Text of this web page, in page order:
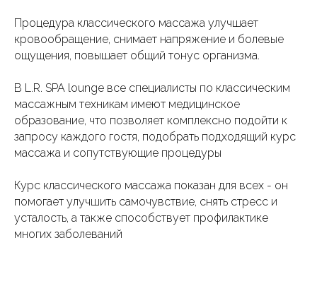
Процедура классического массажа улучшает
кровообращение, снимает напряжение и болевые
ощущения, повышает общий тонус организма.
В L.R. SPA lounge все специалисты по классическим
массажным техникам имеют медицинское
образование, что позволяет комплексно подойти к
запросу каждого гостя, подобрать подходящий курс
массажа и сопутствующие процедуры
Курс классического массажа показан для всех - он
помогает улучшить самочувствие, снять стресс и
усталость, а также способствует профилактике
многих заболеваний